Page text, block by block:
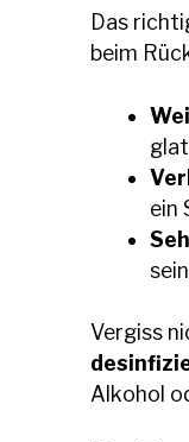
Das
beim
ein
Vergiss
Alkohol